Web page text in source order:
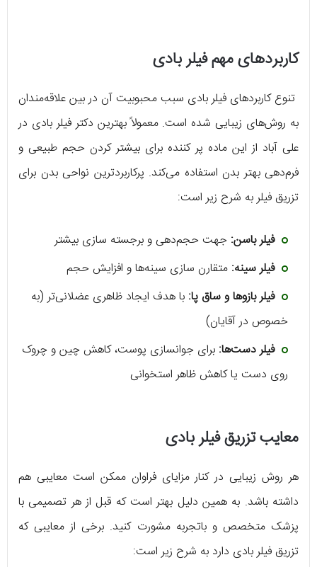
کاربردهای مهم فیلر بادی
تنوع کاربردهای فیلر بادی سبب محبوبیت آن در بین علاقه‌مندان
به روش‌های زیبایی شده است. معمولاً بهترین دکتر فیلر بادی در
علی آباد از این ماده پر کننده برای بیشتر کردن حجم طبیعی و
فرم‌دهی بهتر بدن استفاده می‌کند. پرکاربردترین نواحی بدن برای
تزریق فیلر به شرح زیر است:
فیلر باسن: جهت حجم‌دهی و برجسته سازی بیشتر
فیلر سینه: متقارن سازی سینه‌ها و افزایش حجم
فیلر بازوها و ساق پا: با هدف ایجاد ظاهری عضلانی‌تر (به
خصوص در آقایان)
فیلردست‌ها: برای جوانسازی پوست، کاهش چین و چروک
روی دست یا کاهش ظاهر استخوانی
معایب تزریق فیلر بادی
هر روش زیبایی در کنار مزایای فراوان ممکن است معایبی هم
داشته باشد. به همین دلیل بهتر است که قبل از هر تصمیمی با
پزشک متخصص و باتجربه مشورت کنید. برخی از معایبی که
تزریق فیلر بادی دارد به شرح زیر است: